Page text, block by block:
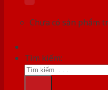
Chưa có sản phẩm
Tìm kiếm: